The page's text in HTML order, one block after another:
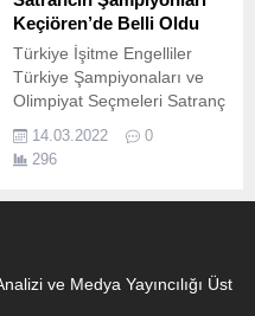
Keçiören’de Belli Oldu
Türkiye İşitme Engelliler
Türkiye Şampiyonaları ve
Olimpiyat Seçmeleri Satranç
Müsabakaları Keçiören Ali
Özdemir Spor Salonu’nda
gerçekleştirildi.
14.03.2022
0
296
ve Medya Yayıncılığı Üst